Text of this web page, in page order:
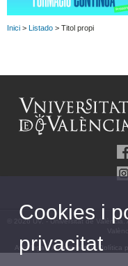
Inici > Listado > Titol propi
© 2026 UV. - Universitat de
Avís legal|Accessibilitat| Política
Cookies i
privacitat